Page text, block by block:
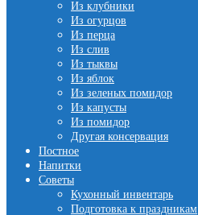
Из клубники
Из огурцов
Из перца
Из слив
Из тыквы
Из яблок
Из зеленых помидор
Из капусты
Из помидор
Другая консервация
Постное
Напитки
Советы
Кухонный инвентарь
Подготовка к праздникам